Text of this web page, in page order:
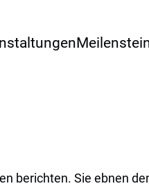
berichten. Sie ebnen